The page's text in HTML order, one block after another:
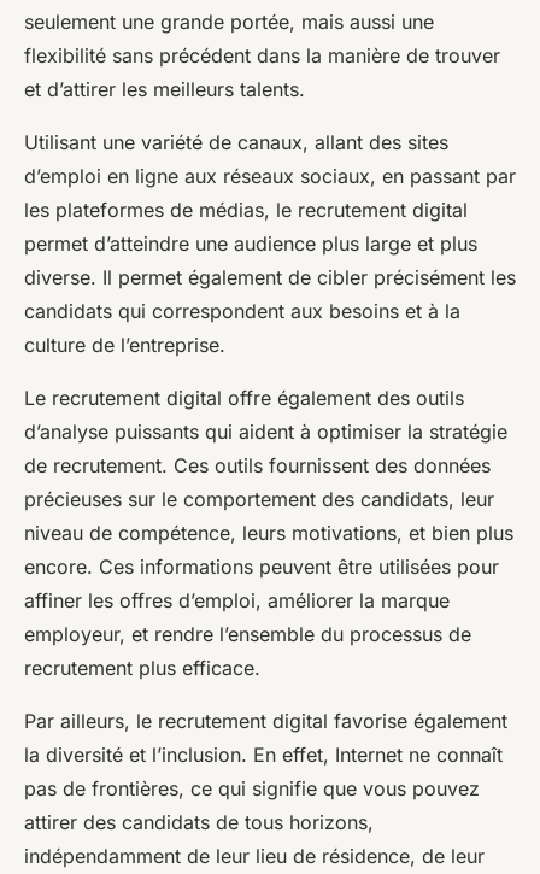
seulement une grande portée, mais aussi une
flexibilité sans précédent dans la manière de trouver
et d’attirer les meilleurs talents.
Utilisant une variété de canaux, allant des sites
d’emploi en ligne aux réseaux sociaux, en passant par
les plateformes de médias, le recrutement digital
permet d’atteindre une audience plus large et plus
diverse. Il permet également de cibler précisément les
candidats qui correspondent aux besoins et à la
culture de l’entreprise.
Le recrutement digital offre également des outils
d’analyse puissants qui aident à optimiser la stratégie
de recrutement. Ces outils fournissent des données
précieuses sur le comportement des candidats, leur
niveau de compétence, leurs motivations, et bien plus
encore. Ces informations peuvent être utilisées pour
affiner les offres d’emploi, améliorer la marque
employeur, et rendre l’ensemble du processus de
recrutement plus efficace.
Par ailleurs, le recrutement digital favorise également
la diversité et l’inclusion. En effet, Internet ne connaît
pas de frontières, ce qui signifie que vous pouvez
attirer des candidats de tous horizons,
indépendamment de leur lieu de résidence, de leur